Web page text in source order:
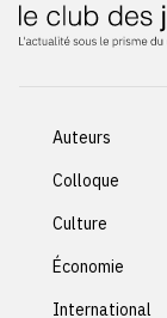
Auteurs
Colloque
Culture
Économie
International